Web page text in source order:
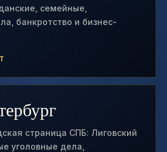
семейные,
банкротство и бизнес-
страница СПБ: Лиговский
уголовные дела,